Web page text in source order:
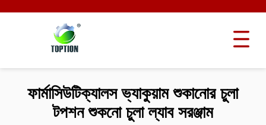
ফার্মাসিউটিক্যালস ভ্যাকুয়াম শুকানোর চুলা
টপশন শুকনো চুলা ল্যাব সরঞ্জাম